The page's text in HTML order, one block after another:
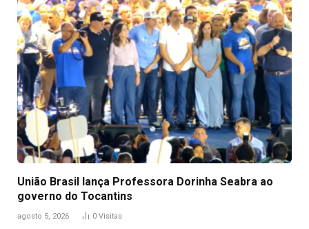
União Brasil lança Professora Dorinha Seabra ao
governo do Tocantins
agosto 5, 2026 0 Visitas